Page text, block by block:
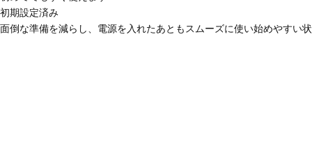
初期設定済み
面倒な準備を減らし、電源を入れたあともスムーズに使い始めやすい